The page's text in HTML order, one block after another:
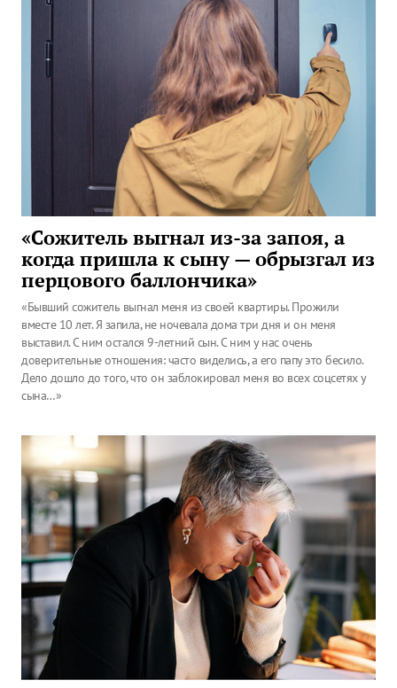
«Сожитель выгнал из-за запоя, а
когда пришла к сыну — обрызгал из
перцового баллончика»
«Бывший сожитель выгнал меня из своей квартиры. Прожили
вместе 10 лет. Я запила, не ночевала дома три дня и он меня
выставил. С ним остался 9-летний сын. С ним у нас очень
доверительные отношения: часто виделись, а его папу это бесило.
Дело дошло до того, что он заблокировал меня во всех соцсетях у
сына…»